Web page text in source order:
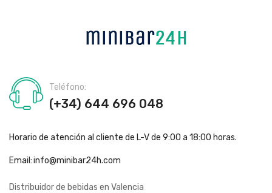
Teléfono:
(+34) 644 696 048
Horario de atención al cliente de L-V de 9:00 a 18:00 horas.
Email:info@minibar24h.com
Distribuidor de bebidas en Valencia